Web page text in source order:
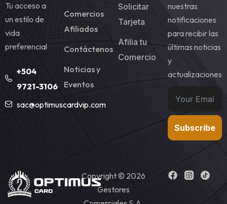
Tu acceso a
un estilo de
vida
preferencial
+504
9721-3106
sac@optimuscardvip.com
Comercios
Afiliados
Contáctenos
Noticias y
Eventos
Solicitar
Tarjeta
Afilia tu
Comercio
nuestras
notificaciones
para recibir las
últimas noticias
y
actualizaciones
Subscribe
Copyright © 2026
Gestores